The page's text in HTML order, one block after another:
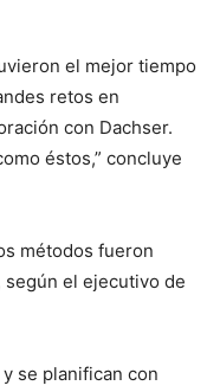
el mejor tiempo
retos en
con Dachser.
éstos,” concluye
métodos fueron
el ejecutivo de
se planifican con